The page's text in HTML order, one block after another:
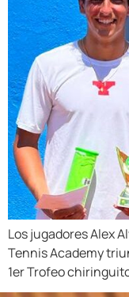
Los jugadores Alex
Tennis Academy
1er Trofeo